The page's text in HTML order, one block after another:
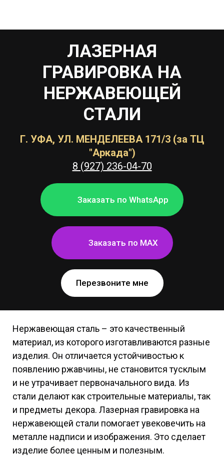
ЛАЗЕРНАЯ
ГРАВИРОВКА НА
НЕРЖАВЕЮЩЕЙ
СТАЛИ
Г. УФА, УЛ. МЕНДЕЛЕЕВА 171/3 (за ТЦ
"Аркада")
8 (927) 236-04-70
Заказать по WhatsApp
Заказать по MAX
Перезвоните мне
Нержавеющая сталь – это качественный
материал, из которого изготавливаются разные
изделия. Он отличается устойчивостью к
появлению ржавчины, не становится тусклым
и не утрачивает первоначального вида. Из
стали делают как строительные материалы, так
и предметы декора. Лазерная гравировка на
нержавеющей стали помогает увековечить на
металле надписи и изображения. Это сделает
изделие более ценным и полезным.